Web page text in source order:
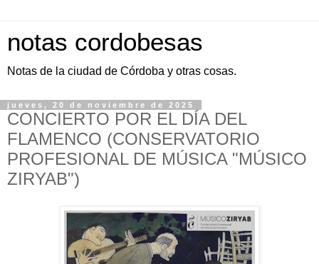
notas cordobesas
Notas de la ciudad de Córdoba y otras cosas.
jueves, 20 de noviembre de 2025
CONCIERTO POR EL DÍA DEL
FLAMENCO (CONSERVATORIO
PROFESIONAL DE MÚSICA "MÚSICO
ZIRYAB")